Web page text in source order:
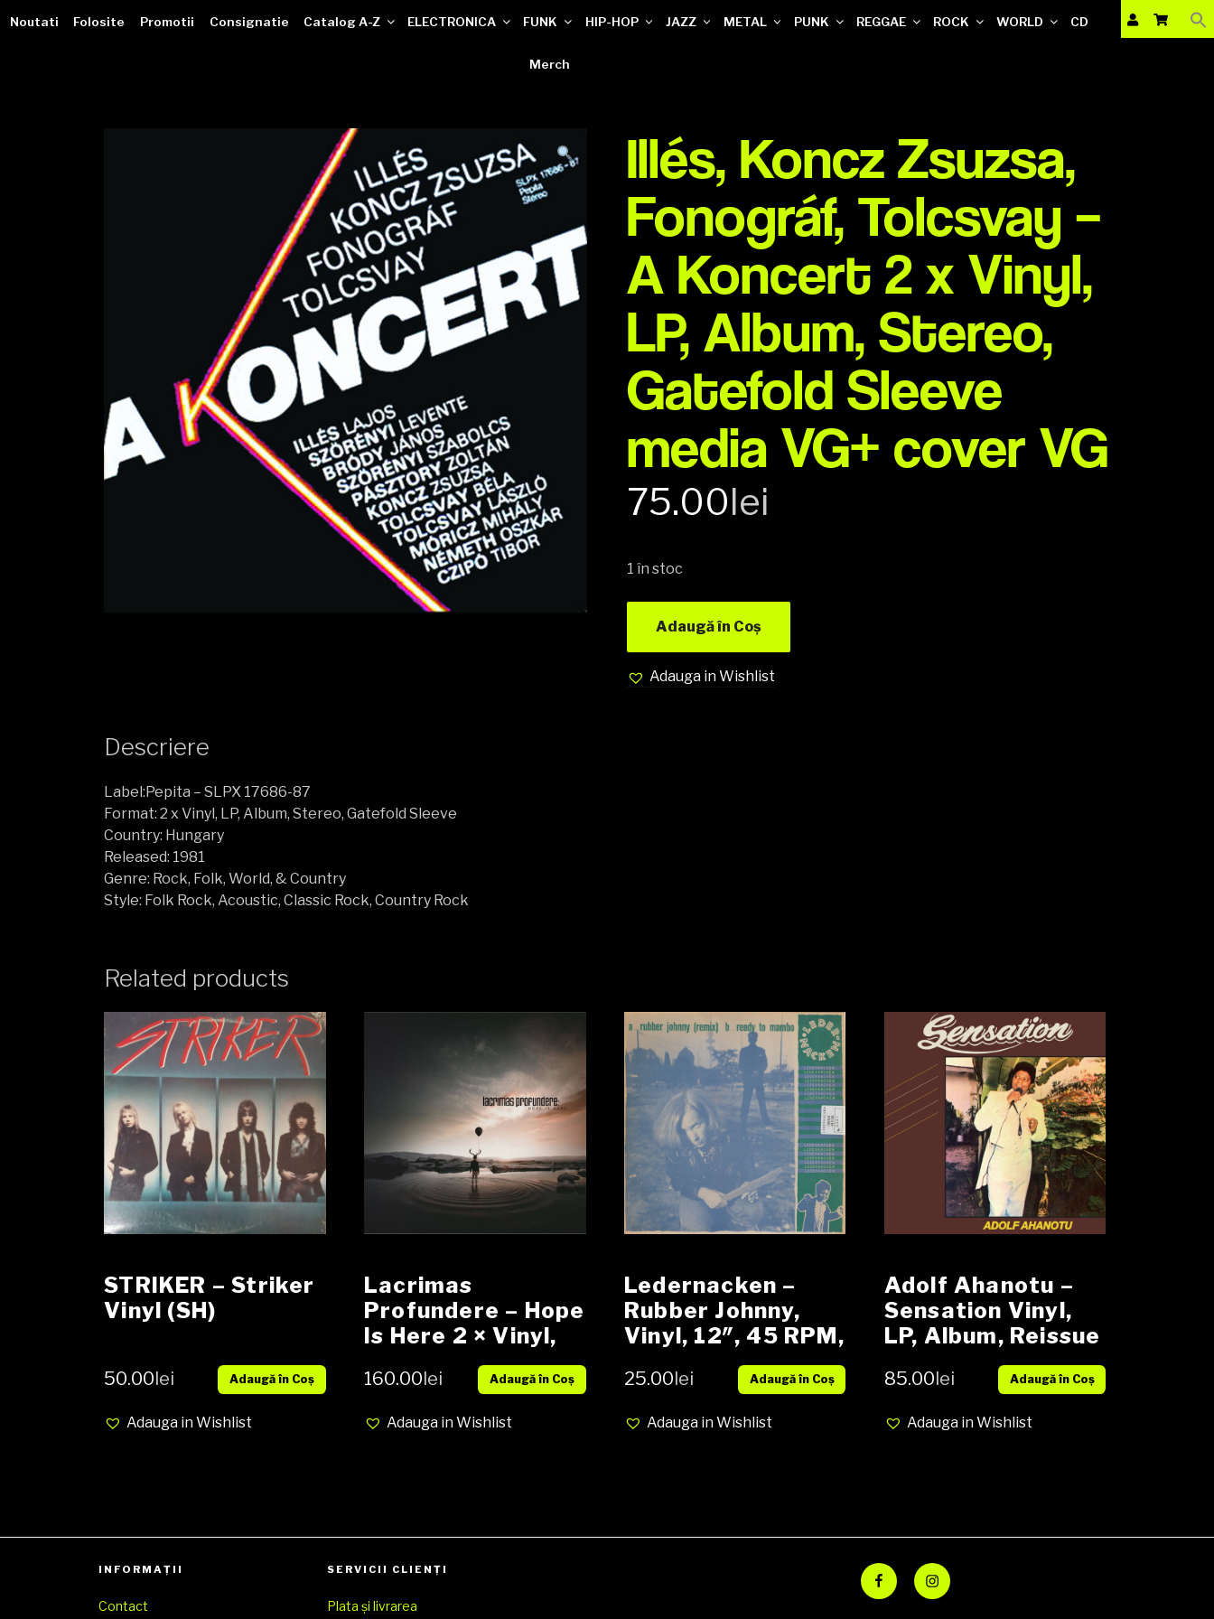
VINILOTECA
Noutati Folosite Promotii Consignatie Catalog A-Z ELECTRONICA FUNK HIP-HOP JAZZ METAL PUNK REGGAE ROCK WORLD CD
Merch
Illés, Koncz Zsuzsa,
Fonográf, Tolcsvay –
A Koncert 2 x Vinyl,
LP, Album, Stereo,
Gatefold Sleeve
media VG+ cover VG
75.00lei
1 în stoc
Adaugă în Coș
Adauga in Wishlist
Descriere
Label:Pepita – SLPX 17686-87
Format: 2 x Vinyl, LP, Album, Stereo, Gatefold Sleeve
Country: Hungary
Released: 1981
Genre: Rock, Folk, World, & Country
Style: Folk Rock, Acoustic, Classic Rock, Country Rock
Related products
STRIKER – Striker
Vinyl (SH)
50.00lei Adaugă în Coș
Adauga in Wishlist
Lacrimas
Profundere ‎– Hope
Is Here 2 × Vinyl,
LP, Album CD,
Album NOU
160.00lei Adaugă în Coș
Adauga in Wishlist
Ledernacken –
Rubber Johnny,
Vinyl, 12″, 45 RPM,
Limited Edition,
Media VG, Cover
VG (SH)
25.00lei Adaugă în Coș
Adauga in Wishlist
Adolf Ahanotu ‎–
Sensation Vinyl,
LP, Album, Reissue
85.00lei Adaugă în Coș
Adauga in Wishlist
INFORMAȚII
Contact
SERVICII CLIENŢI
Plata și livrarea
FacebookInstagram